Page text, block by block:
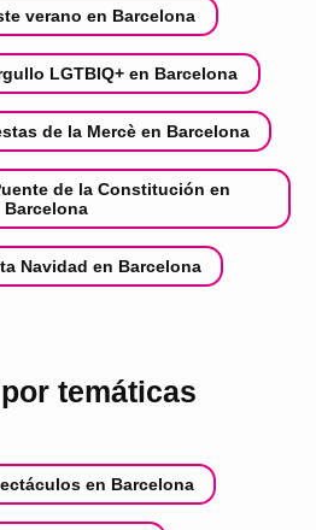
verano en Barcelona
LGTBIQ+ en Barcelona
de la Mercè en Barcelona
de la Constitución en
Barcelona
Navidad en Barcelona
temáticas
en Barcelona